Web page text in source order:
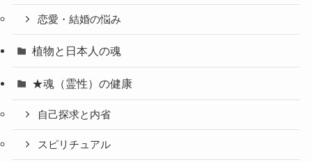
恋愛・結婚の悩み
植物と日本人の魂
★魂（霊性）の健康
自己探求と内省
スピリチュアル